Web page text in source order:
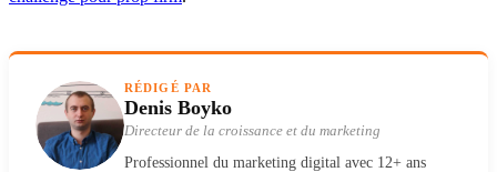
RÉDIGÉ PAR
Denis Boyko
Directeur de la croissance et du marketing
Professionnel du marketing digital avec 12+ ans